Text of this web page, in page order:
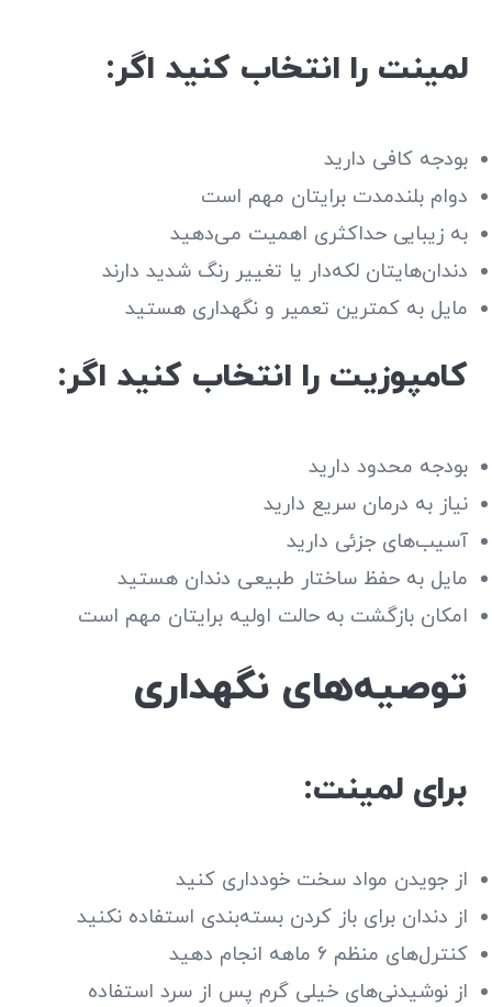
لمینت را انتخاب کنید اگر:
بودجه کافی دارید
دوام بلندمدت برایتان مهم است
به زیبایی حداکثری اهمیت می‌دهید
دندان‌هایتان لکه‌دار یا تغییر رنگ شدید دارند
مایل به کمترین تعمیر و نگهداری هستید
کامپوزیت را انتخاب کنید اگر:
بودجه محدود دارید
نیاز به درمان سریع دارید
آسیب‌های جزئی دارید
مایل به حفظ ساختار طبیعی دندان هستید
امکان بازگشت به حالت اولیه برایتان مهم است
توصیه‌های نگهداری
برای لمینت:
از جویدن مواد سخت خودداری کنید
از دندان برای باز کردن بسته‌بندی استفاده نکنید
کنترل‌های منظم ۶ ماهه انجام دهید
از نوشیدنی‌های خیلی گرم پس از سرد استفاده